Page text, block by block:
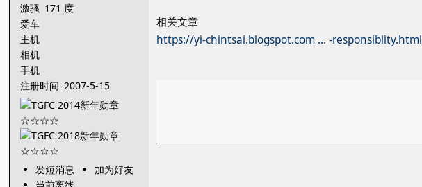
激骚 171 度
爱车
主机
相机
手机
注册时间 2007-5-15
发短消息
加为好友
相关文章
https://yi-chintsai.blogspot.com ... -responsiblity.html